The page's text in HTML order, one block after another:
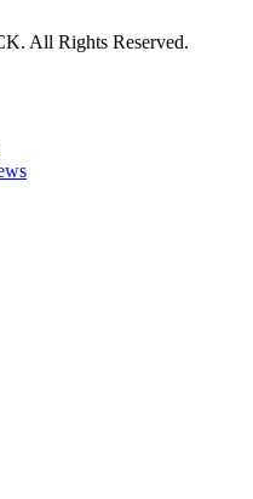
All Rights Reserved.